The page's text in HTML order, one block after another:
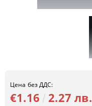
Цена без ДДС:
€1.16 2.27 лв.